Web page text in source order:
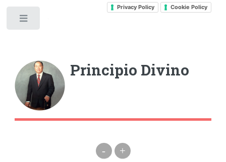
Privacy Policy Cookie Policy
Principio Divino
- +